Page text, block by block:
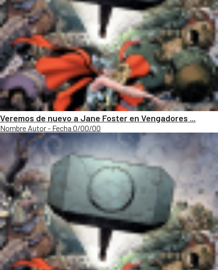
Veremos de nuevo a Jane Foster en Vengadores ...
Nombre Autor - Fecha 0/00/00